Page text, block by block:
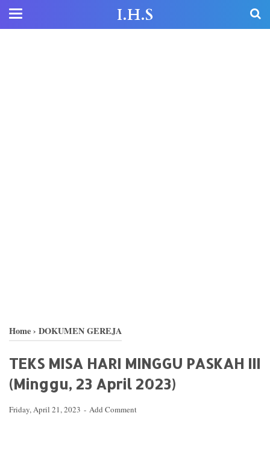
I.H.S
Home› DOKUMEN GEREJA
TEKS MISA HARI MINGGU PASKAH III
(Minggu, 23 April 2023)
Friday, April 21, 2023 Add Comment